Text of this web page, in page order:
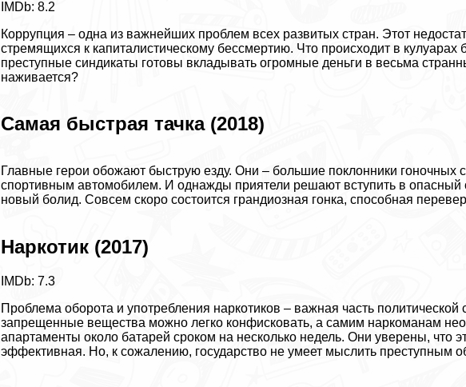
IMDb: 8.2
Коррупция – одна из важнейших проблем всех развитых стран. Этот
стремящихся к капиталистическому бесcмepтию. Что происходит в
преступные синдикаты готовы вкладывать огромные деньги в весьма
наживается?
Самая быстрая тачка (2018)
Главные герои обожают быструю езду. Они – большие поклонники гоночных
спортивным автомобилем. И однажды приятели решают вступить в опасный
новый болид. Совсем скоро состоится грандиозная гонка, способная
Наркотик (2017)
IMDb: 7.3
Проблема оборота и употрeбления наркотиков – важная часть
запрещенные вещества можно легко конфисковать, а самим наркоманам
апартаменты около батарей сроком на несколько недель. Они уверены, что
эффективная. Но, к сожалению, государство не умеет мыслить преступным